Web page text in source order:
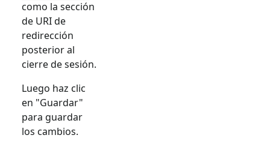
como la sección
de URI de
redirección
posterior al
cierre de sesión.
Luego haz clic
en "Guardar"
para guardar
los cambios.